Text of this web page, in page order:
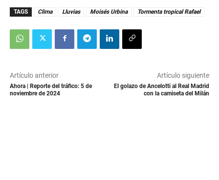
TAGS Clima Lluvias Moisés Urbina Tormenta tropical Rafael
Artículo anterior
Ahora | Reporte del tráfico: 5 de
noviembre de 2024
Artículo siguiente
El golazo de Ancelotti al Real Madrid
con la camiseta del Milán